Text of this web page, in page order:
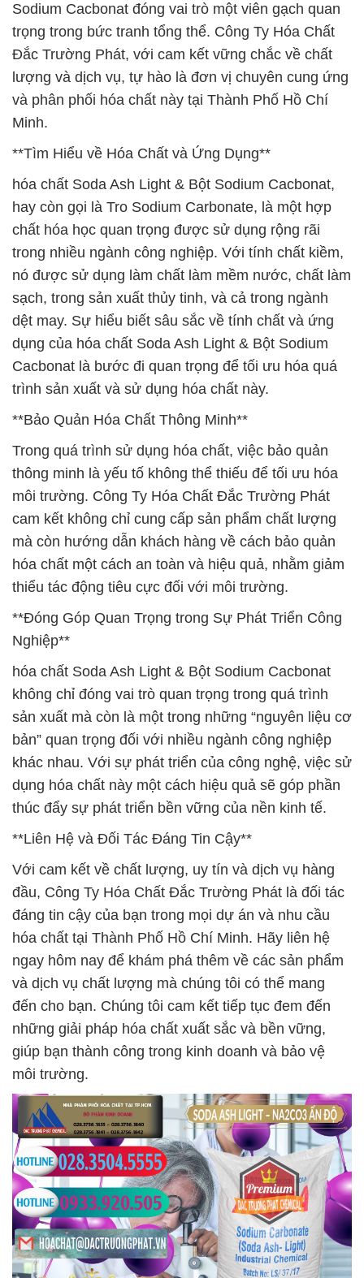
Sodium Cacbonat đóng vai trò một viên gạch quan
trọng trong bức tranh tổng thể. Công Ty Hóa Chất
Đắc Trường Phát, với cam kết vững chắc về chất
lượng và dịch vụ, tự hào là đơn vị chuyên cung ứng
và phân phối hóa chất này tại Thành Phố Hồ Chí
Minh.
**Tìm Hiểu về Hóa Chất và Ứng Dụng**
hóa chất Soda Ash Light & Bột Sodium Cacbonat,
hay còn gọi là Tro Sodium Carbonate, là một hợp
chất hóa học quan trọng được sử dụng rộng rãi
trong nhiều ngành công nghiệp. Với tính chất kiềm,
nó được sử dụng làm chất làm mềm nước, chất làm
sạch, trong sản xuất thủy tinh, và cả trong ngành
dệt may. Sự hiểu biết sâu sắc về tính chất và ứng
dụng của hóa chất Soda Ash Light & Bột Sodium
Cacbonat là bước đi quan trọng để tối ưu hóa quá
trình sản xuất và sử dụng hóa chất này.
**Bảo Quản Hóa Chất Thông Minh**
Trong quá trình sử dụng hóa chất, việc bảo quản
thông minh là yếu tố không thể thiếu để tối ưu hóa
môi trường. Công Ty Hóa Chất Đắc Trường Phát
cam kết không chỉ cung cấp sản phẩm chất lượng
mà còn hướng dẫn khách hàng về cách bảo quản
hóa chất một cách an toàn và hiệu quả, nhằm giảm
thiểu tác động tiêu cực đối với môi trường.
**Đóng Góp Quan Trọng trong Sự Phát Triển Công
Nghiệp**
hóa chất Soda Ash Light & Bột Sodium Cacbonat
không chỉ đóng vai trò quan trọng trong quá trình
sản xuất mà còn là một trong những “nguyên liệu cơ
bản” quan trọng đối với nhiều ngành công nghiệp
khác nhau. Với sự phát triển của công nghệ, việc sử
dụng hóa chất này một cách hiệu quả sẽ góp phần
thúc đẩy sự phát triển bền vững của nền kinh tế.
**Liên Hệ và Đối Tác Đáng Tin Cậy**
Với cam kết về chất lượng, uy tín và dịch vụ hàng
đầu, Công Ty Hóa Chất Đắc Trường Phát là đối tác
đáng tin cậy của bạn trong mọi dự án và nhu cầu
hóa chất tại Thành Phố Hồ Chí Minh. Hãy liên hệ
ngay hôm nay để khám phá thêm về các sản phẩm
và dịch vụ chất lượng mà chúng tôi có thể mang
đến cho bạn. Chúng tôi cam kết tiếp tục đem đến
những giải pháp hóa chất xuất sắc và bền vững,
giúp bạn thành công trong kinh doanh và bảo vệ
môi trường.